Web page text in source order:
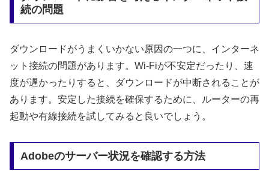
続の問題
ダウンロードがうまくいかない原因の一つに、インターネ
ット接続の問題があります。Wi-Fiが不安定だったり、速
度が遅かったりすると、ダウンロードが中断されることが
あります。安定した接続を確保するために、ルーターの再
起動や有線接続を試してみると良いでしょう。
Adobeのサーバー状況を確認する方法